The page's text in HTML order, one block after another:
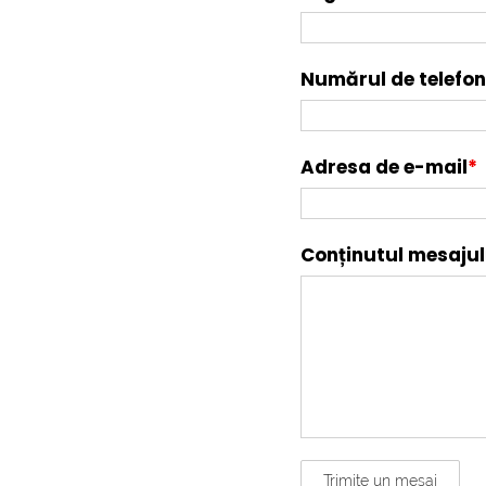
Numărul de telefon
Adresa de e-mail*
Conținutul